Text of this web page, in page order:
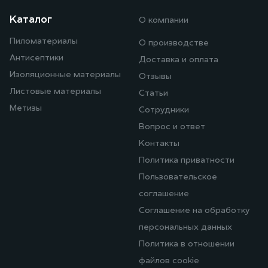
Каталог
Пиломатериалы
Антисептики
Изоляционные материалы
Листовые материалы
Метизы
О компании
О производстве
Доставка и оплата
Отзывы
Статьи
Сотрудники
Вопрос и ответ
Контакты
Политика приватности
Пользовательское
соглашение
Соглашение на обработку
персональных данных
Политика в отношении
файлов cookie